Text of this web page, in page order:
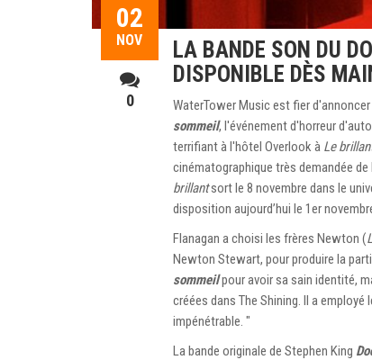
02
NOV
0
LA BANDE SON DU
DISPONIBLE DÈS
WaterTower Music est fier
sommeil, l'événement d'horreur
terrifiant à l'hôtel Overlook à Le
cinématographique très demandée
brillantsort le 8 novembre dans le
disposition aujourd’hui le 1er
Flanagan a choisi les frères Newton (
Newton Stewart, pour produire la
sommeilpour avoir sa sain identité,
créées dans The Shining. Il a
impénétrable. "
La bande originale de Stephen King